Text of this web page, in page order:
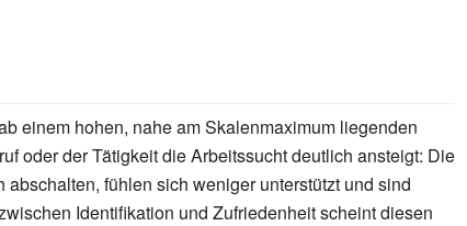
einem hohen, nahe am Skalenmaximum liegenden
oder der Tätigkeit die Arbeitssucht deutlich ansteigt: Die
fühlen sich weniger unterstützt und sind
Identifikation und Zufriedenheit scheint diesen